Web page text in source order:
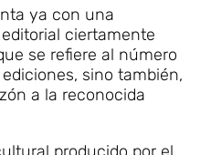
ya con una
ciertamente
se refiere al número
sino también,
a la reconocida
producido por el